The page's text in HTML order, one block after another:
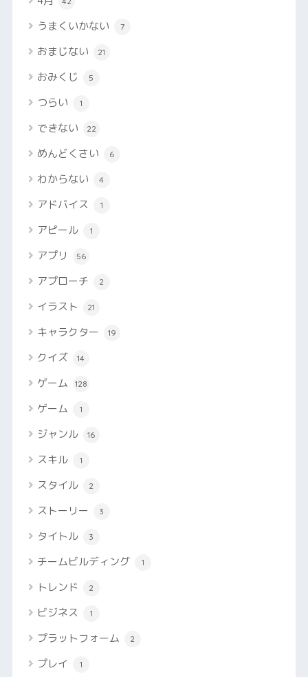
うまくいかない 7
おまじない 21
おみくじ 5
つらい 1
できない 22
めんどくさい 6
わからない 4
アドバイス 1
アピール 1
アプリ 56
アプローチ 2
イラスト 21
キャラクター 19
クイズ 14
ゲーム 128
ゲーム 1
ジャンル 16
スキル 1
スタイル 2
ストーリー 3
タイトル 3
チームビルディング 1
トレンド 2
ビジネス 1
プラットフォーム 2
プレイ 1